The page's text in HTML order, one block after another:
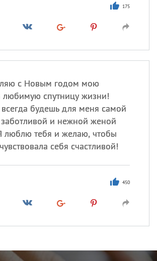
175
с Новым годом мою
любимую спутницу жизни!
будешь для меня самой
и нежной женой
люблю тебя и желаю, чтобы
себя счастливой!
450